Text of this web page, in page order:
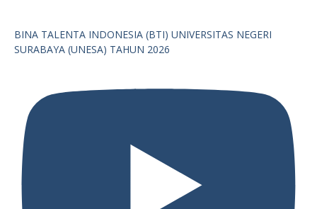
BINA TALENTA INDONESIA (BTI) UNIVERSITAS NEGERI
SURABAYA (UNESA) TAHUN 2026